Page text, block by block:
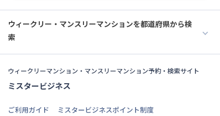
ウィークリー・マンスリーマンションを都道府県から検
索
ウィークリーマンション・マンスリーマンション予約・検索サイト
ミスタービジネス
ご利用ガイド ミスタービジネスポイント制度